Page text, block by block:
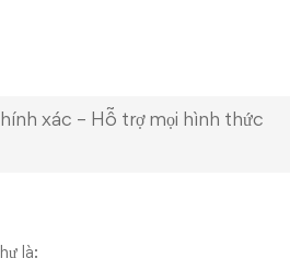
xác – Hỗ trợ mọi hình thức
là: